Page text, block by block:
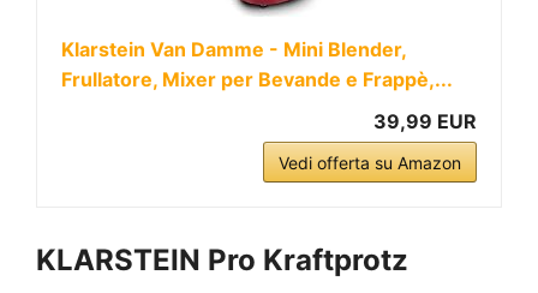
Klarstein Van Damme - Mini Blender,
Frullatore, Mixer per Bevande e Frappè,...
39,99 EUR
Vedi offerta su Amazon
KLARSTEIN Pro Kraftprotz